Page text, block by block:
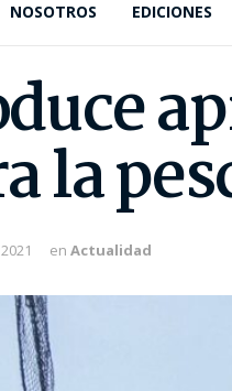
NOSOTROS EDICIONES
la
en Actualidad